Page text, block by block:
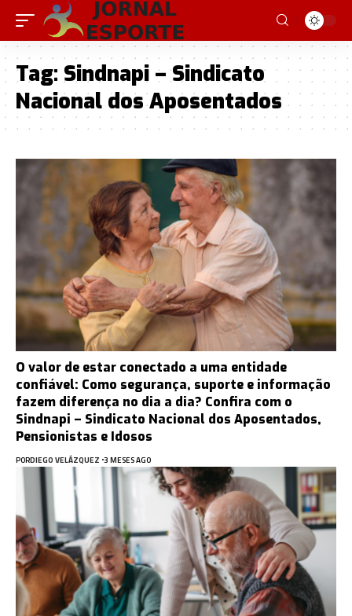
Tag: Sindnapi – Sindicato
Nacional dos Aposentados
O valor de estar conectado a uma entidade
confiável: Como segurança, suporte e informação
fazem diferença no dia a dia? Confira com o
Sindnapi – Sindicato Nacional dos Aposentados,
Pensionistas e Idosos
PORDIEGO VELÁZQUEZ 3 MESES AGO